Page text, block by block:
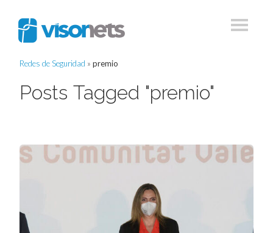
Redes de Seguridad » premio
Posts Tagged "premio"